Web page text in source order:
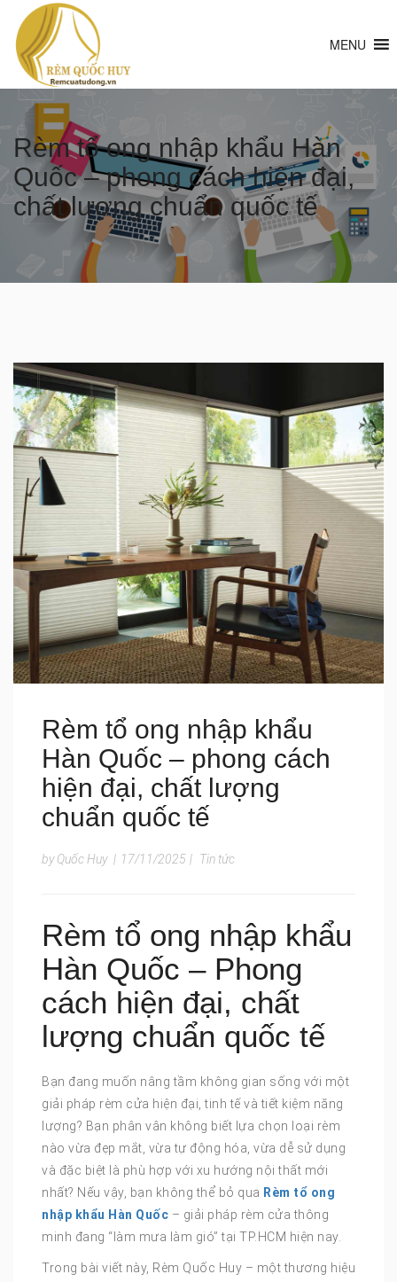
MENU
Rèm tổ ong nhập khẩu Hàn
Quốc – phong cách hiện đại,
chất lượng chuẩn quốc tế
Rèm tổ ong nhập khẩu
Hàn Quốc – phong cách
hiện đại, chất lượng
chuẩn quốc tế
by Quốc Huy | 17/11/2025 | Tin tức
Rèm tổ ong nhập khẩu
Hàn Quốc – Phong
cách hiện đại, chất
lượng chuẩn quốc tế
Bạn đang muốn nâng tầm không gian sống với một
giải pháp rèm cửa hiện đại, tinh tế và tiết kiệm năng
lượng? Bạn phân vân không biết lựa chọn loại rèm
nào vừa đẹp mắt, vừa tự động hóa, vừa dễ sử dụng
và đặc biệt là phù hợp với xu hướng nội thất mới
nhất? Nếu vậy, bạn không thể bỏ qua Rèm tổ ong
nhập khẩu Hàn Quốc – giải pháp rèm cửa thông
minh đang “làm mưa làm gió” tại TP.HCM hiện nay.
Trong bài viết này, Rèm Quốc Huy – một thương hiệu